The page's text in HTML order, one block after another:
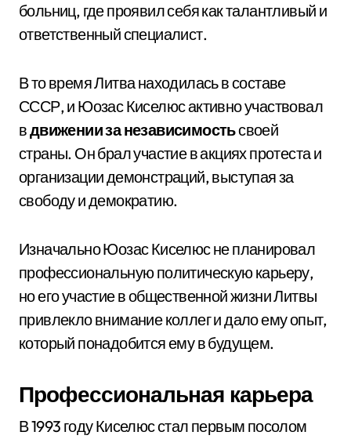
больниц, где проявил себя как талантливый и
ответственный специалист.
В то время Литва находилась в составе
СССР, и Юозас Киселюс активно участвовал
вдвижении за независимостьсвоей
страны. Он брал участие в акциях протеста и
организации демонстраций, выступая за
свободу и демократию.
Изначально Юозас Киселюс не планировал
профессиональную политическую карьеру,
но его участие в общественной жизни Литвы
привлекло внимание коллег и дало ему опыт,
который понадобится ему в будущем.
Профессиональная карьера
В 1993 году Киселюс стал первым посолом